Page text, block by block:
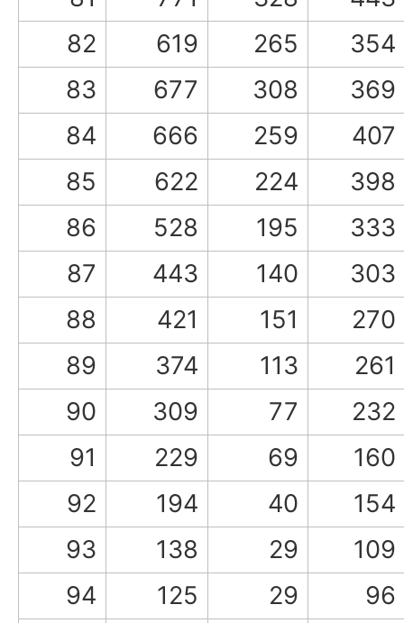
82
619 265
354
83
677 308
369
84
666 259
407
85
622 224
398
86
528 195
333
87
443 140
303
88
421 151
270
89
374 113
261
90
309 77
232
91
229 69
160
92
194 40
154
93
138 29
109
94
125 29
96